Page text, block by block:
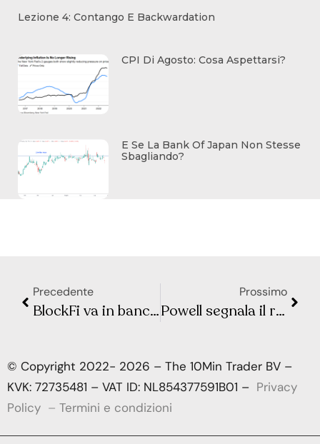
Lezione 4: Contango E Backwardation
CPI Di Agosto: Cosa Aspettarsi?
E Se La Bank Of Japan Non Stesse
Sbagliando?
Precedente
BlockFi va in bancarotta sulla scia del crollo di FTX
Prossimo
Powell segnala il rallentamento del ritmo degli aumenti dei tassi a dicembre
© Copyright 2022- 2026 – The 10Min Trader BV –
KVK: 72735481 – VAT ID: NL854377591B01 – Privacy
Policy – Termini e condizioni